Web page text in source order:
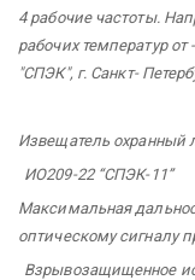
4 рабочие частоты.
рабочих температур
"СПЭК", г. Санкт-
Извещатель охранный
ИО209-22“СПЭК-11”
Максимальная
оптическому сигналу
Взрывозащищенное